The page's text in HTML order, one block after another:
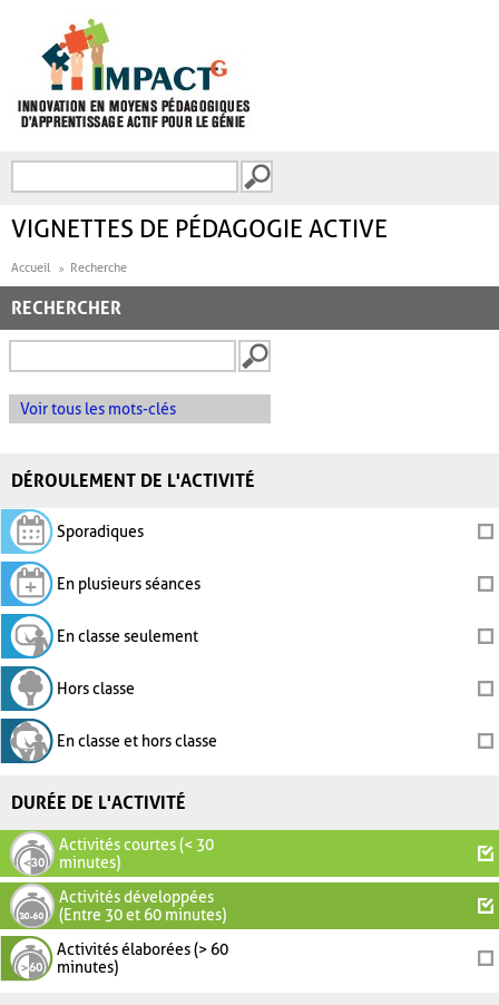
FORMULAIRE DE
VIGNETTES DE PÉDAGOGIE ACTIVE
Accueil Recherche
RECHERCHER
Voir tous les mots-clés
DÉROULEMENT DE L'ACTIVITÉ
Sporadiques
En plusieurs séances
En classe seulement
Hors classe
En classe et hors classe
DURÉE DE L'ACTIVITÉ
Activités courtes (< 30
minutes)
Activités développées
(Entre 30 et 60 minutes)
Activités élaborées (> 60
minutes)